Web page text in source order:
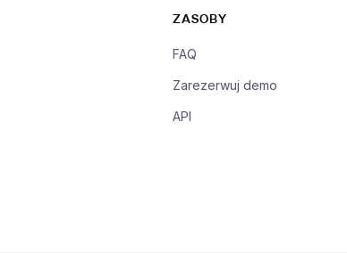
ZASOBY
FAQ
Zarezerwuj demo
API